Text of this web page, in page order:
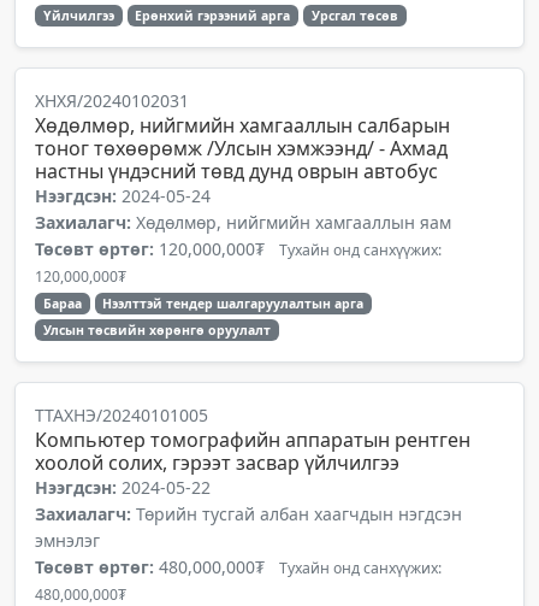
Үйлчилгээ Ерөнхий гэрээний арга Урсгал төсөв
ХНХЯ/20240102031
Хөдөлмөр, нийгмийн хамгааллын салбарын
тоног төхөөрөмж /Улсын хэмжээнд/ - Ахмад
настны үндэсний төвд дунд оврын автобус
Нээгдсэн: 2024-05-24
Захиалагч: Хөдөлмөр, нийгмийн хамгааллын яам
Төсөвт өртөг: 120,000,000₮ Тухайн онд санхүүжих:
120,000,000₮
Бараа
Нээлттэй тендер шалгаруулалтын арга
Улсын төсвийн хөрөнгө оруулалт
ТТАХНЭ/20240101005
Компьютер томографийн аппаратын рентген
хоолой солих, гэрээт засвар үйлчилгээ
Нээгдсэн: 2024-05-22
Захиалагч: Төрийн тусгай албан хаагчдын нэгдсэн
эмнэлэг
Төсөвт өртөг: 480,000,000₮ Тухайн онд санхүүжих:
480,000,000₮